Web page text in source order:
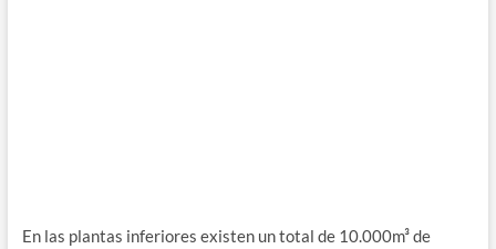
En las plantas inferiores existen un total de 10.000m³ de